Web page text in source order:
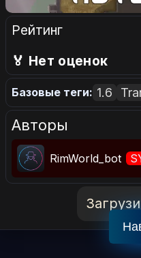
Рейтинг
🏅 Нет оценок
Базовые теги: 1.6
Авторы
RimWorld_bot